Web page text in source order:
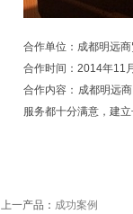
合作单位：成都明远
合作时间：2014年11
合作内容：成都明远
服务都十分满意，建
上一产品 ： 成功案例